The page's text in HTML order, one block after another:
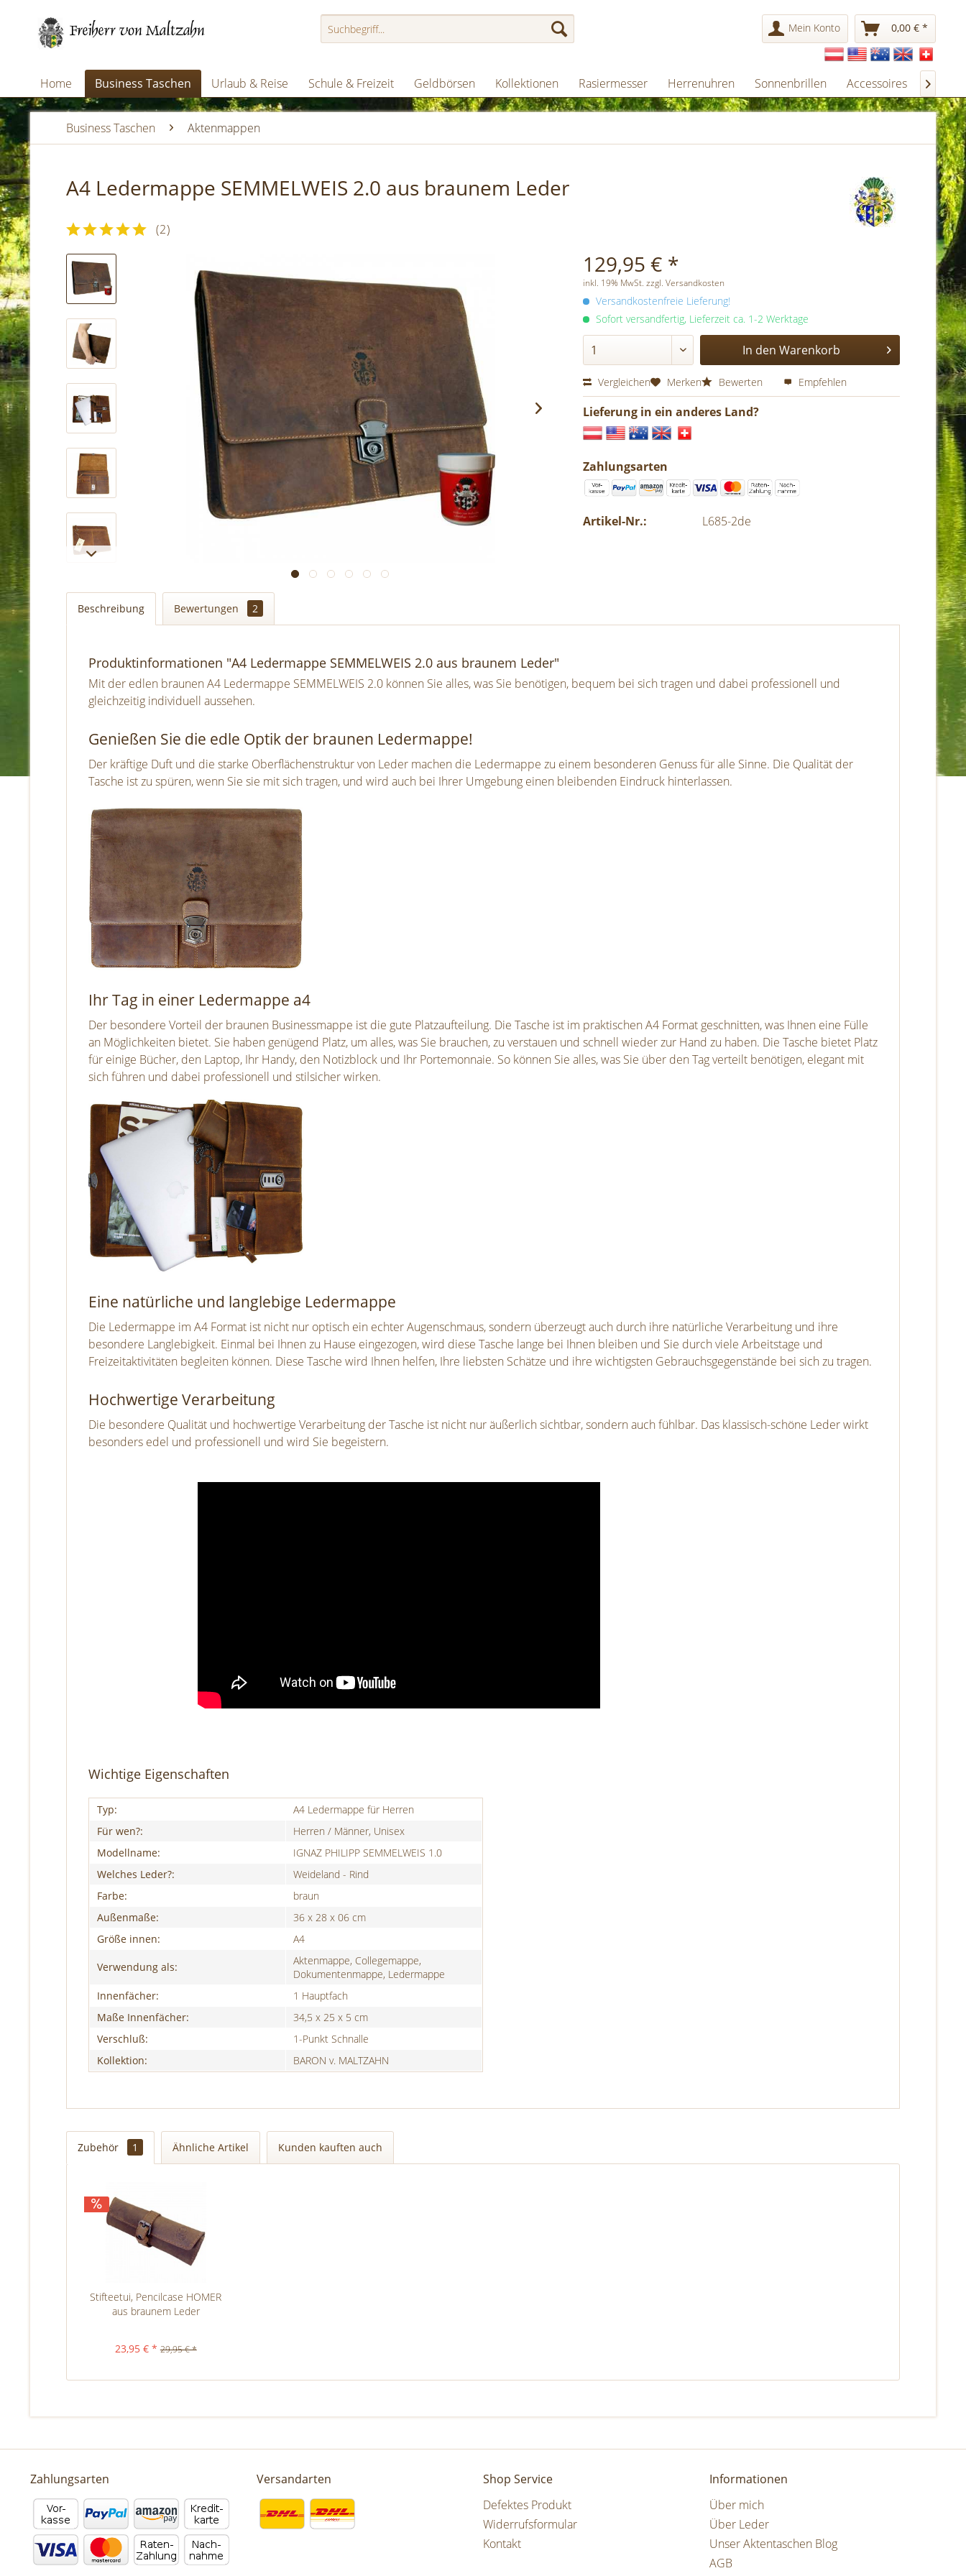
Mein Konto 0,00 € *
Home Business Taschen Urlaub & Reise Schule & Freizeit Geldbörsen Kollektionen Rasiermesser Herrenuhren Sonnenbrillen Accessoires 
Business Taschen Aktenmappen
A4 Ledermappe SEMMELWEIS 2.0 aus braunem Leder
(2)
129,95 € *
inkl. 19% MwSt. zzgl. Versandkosten
Versandkostenfreie Lieferung!
Sofort versandfertig, Lieferzeit ca. 1-2 Werktage
In den Warenkorb
Vergleichen Merken Bewerten Empfehlen
Lieferung in ein anderes Land?
Zahlungsarten
Artikel-Nr.: L685-2de
Beschreibung Bewertungen 2
Produktinformationen "A4 Ledermappe SEMMELWEIS 2.0 aus braunem Leder"
Mit der edlen braunen A4 Ledermappe SEMMELWEIS 2.0 können Sie alles, was Sie benötigen, bequem bei sich tragen und dabei professionell und
gleichzeitig individuell aussehen.
Genießen Sie die edle Optik der braunen Ledermappe!
Der kräftige Duft und die starke Oberflächenstruktur von Leder machen die Ledermappe zu einem besonderen Genuss für alle Sinne. Die Qualität der
Tasche ist zu spüren, wenn Sie sie mit sich tragen, und wird auch bei Ihrer Umgebung einen bleibenden Eindruck hinterlassen.
Ihr Tag in einer Ledermappe a4
Der besondere Vorteil der braunen Businessmappe ist die gute Platzaufteilung. Die Tasche ist im praktischen A4 Format geschnitten, was Ihnen eine Fülle
an Möglichkeiten bietet. Sie haben genügend Platz, um alles, was Sie brauchen, zu verstauen und schnell wieder zur Hand zu haben. Die Tasche bietet Platz
für einige Bücher, den Laptop, Ihr Handy, den Notizblock und Ihr Portemonnaie. So können Sie alles, was Sie über den Tag verteilt benötigen, elegant mit
sich führen und dabei professionell und stilsicher wirken.
Eine natürliche und langlebige Ledermappe
Die Ledermappe im A4 Format ist nicht nur optisch ein echter Augenschmaus, sondern überzeugt auch durch ihre natürliche Verarbeitung und ihre
besondere Langlebigkeit. Einmal bei Ihnen zu Hause eingezogen, wird diese Tasche lange bei Ihnen bleiben und Sie durch viele Arbeitstage und
Freizeitaktivitäten begleiten können. Diese Tasche wird Ihnen helfen, Ihre liebsten Schätze und ihre wichtigsten Gebrauchsgegenstände bei sich zu tragen.
Hochwertige Verarbeitung
Die besondere Qualität und hochwertige Verarbeitung der Tasche ist nicht nur äußerlich sichtbar, sondern auch fühlbar. Das klassisch-schöne Leder wirkt
besonders edel und professionell und wird Sie begeistern.
Wichtige Eigenschaften
Typ:
A4 Ledermappe für Herren
Für wen?:
Herren / Männer, Unisex
Modellname:
IGNAZ PHILIPP SEMMELWEIS 1.0
Welches Leder?:
Weideland - Rind
Farbe:
braun
Außenmaße:
36 x 28 x 06 cm
Größe innen:
A4
Verwendung als:
Aktenmappe, Collegemappe,
Dokumentenmappe, Ledermappe
Innenfächer:
1 Hauptfach
Maße Innenfächer:
34,5 x 25 x 5 cm
Verschluß:
1-Punkt Schnalle
Kollektion:
BARON v. MALTZAHN
Zubehör 1 Ähnliche Artikel Kunden kauften auch
Stifteetui, Pencilcase HOMER
aus braunem Leder
23,95 € * 29,95 € *
Zahlungsarten Versandarten
Shop Service
Defektes Produkt
Widerrufsformular
Kontakt
Informationen
Über mich
Über Leder
Unser Aktentaschen Blog
AGB